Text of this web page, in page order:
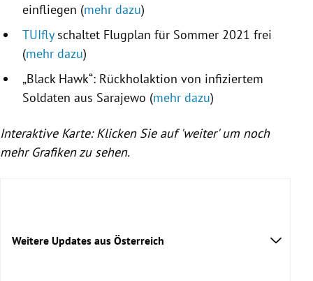
einfliegen (mehr dazu)
TUIflyschaltet Flugplan für Sommer 2021 frei
(mehr dazu)
„Black Hawk“: Rückholaktion von infiziertem
Soldaten aus Sarajewo (mehr dazu)
Interaktive Karte: Klicken Sie auf 'weiter' um noch
mehr Grafiken zu sehen.
Weitere Updates aus Österreich